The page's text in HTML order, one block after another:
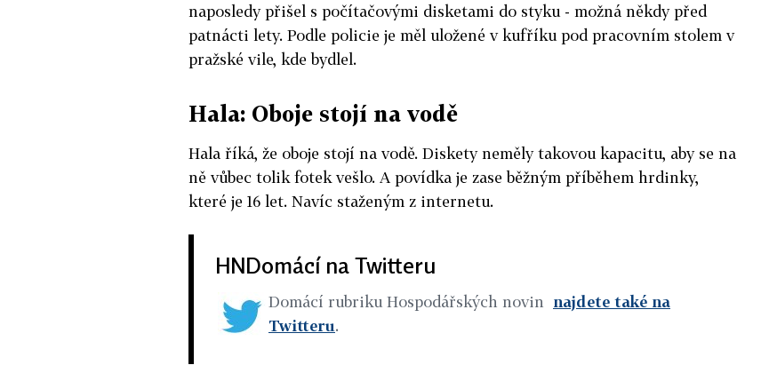
naposledy přišel s počítačovými disketami do styku - možná někdy před
patnácti lety. Podle policie je měl uložené v kufříku pod pracovním stolem v
pražské vile, kde bydlel.
Hala: Oboje stojí na vodě
Hala říká, že oboje stojí na vodě. Diskety neměly takovou kapacitu, aby se na
ně vůbec tolik fotek vešlo. A povídka je zase běžným příběhem hrdinky,
které je 16 let. Navíc staženým z internetu.
HNDomácí na Twitteru
Domácí rubriku Hospodářských novin najdete také na
Twitteru.